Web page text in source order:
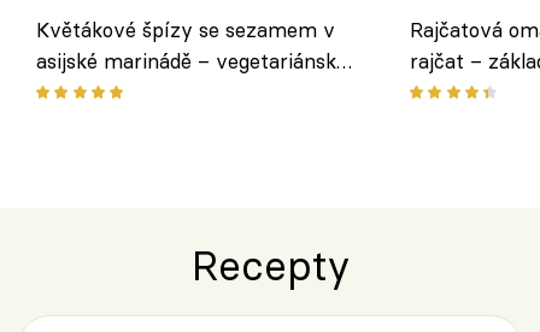
Květákové špízy se sezamem v
asijské marinádě – vegetariánská
chuťovka z grilu
Rajčatová
rajčat –
Recepty